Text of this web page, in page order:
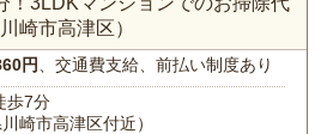
崎市高津区）
円 、交通費支給、前払い制度あり
歩7分
川崎市高津区付近）